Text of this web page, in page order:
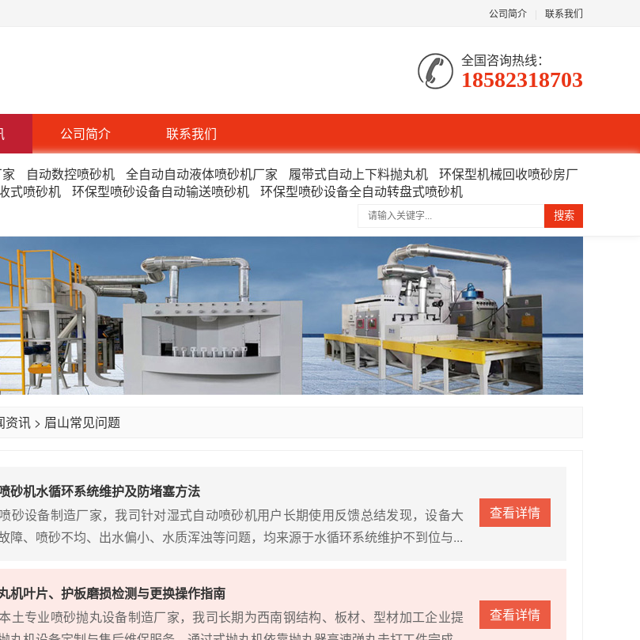
公司简介 联系我们
全国咨询热线：
18582318703
公司简介 联系我们
自动数控喷砂机 全自动自动液体喷砂机厂家 履带式自动上下料抛丸机
环保型机械回收喷砂房厂
式喷砂机 环保型喷砂设备自动输送喷砂机 环保型喷砂设备全自动转盘式喷砂机
搜索
资讯 > 眉山常见问题
查看详情
砂机水循环系统维护及防堵塞方法
砂设备制造厂家，我司针对湿式自动喷砂机用户长期使用反馈总结发现，设备大
障、喷砂不均、出水偏小、水质浑浊等问题，均来源于水循环系统维护不到位与...
查看详情
机叶片、护板磨损检测与更换操作指南
土专业喷砂抛丸设备制造厂家，我司长期为西南钢结构、板材、型材加工企业提